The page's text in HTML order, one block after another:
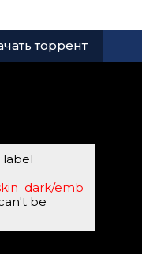
торрент
label
emb
be